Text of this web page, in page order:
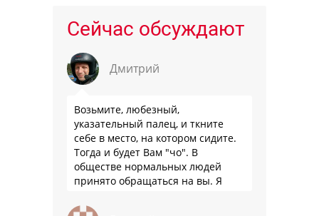
Сейчас обсуждают
Дмитрий
Возьмите, любезный,
указательный палец, и ткните
себе в место, на котором сидите.
Тогда и будет Вам "чо". В
обществе нормальных людей
принято обращаться на вы. Я